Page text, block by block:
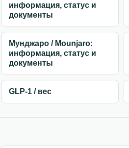
информация, статус и
документы
Мунджаро / Mounjaro:
информация, статус и
документы
GLP-1 / вес